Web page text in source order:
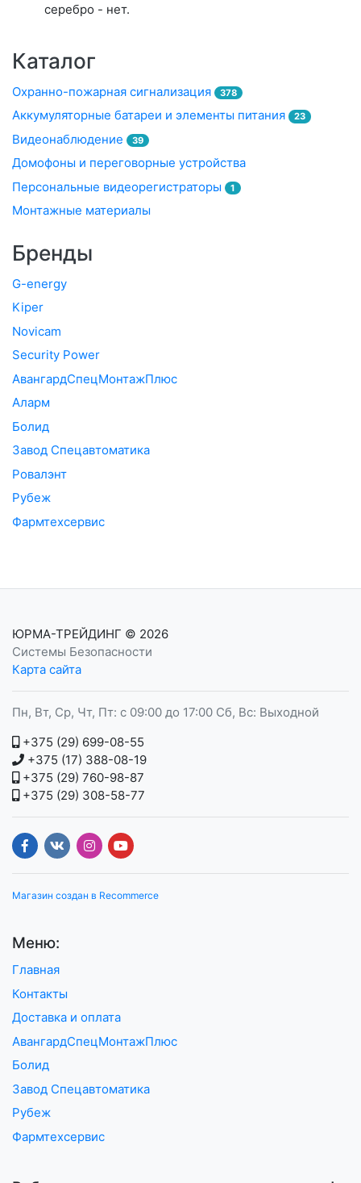
серебро - нет.
Каталог
Охранно-пожарная сигнализация 378
Аккумуляторные батареи и элементы питания 23
Видеонаблюдение 39
Домофоны и переговорные устройства
Персональные видеорегистраторы
1
Монтажные материалы
Бренды
G-energy
Kiper
Novicam
Security Power
АвангардСпецМонтажПлюс
Аларм
Болид
Завод Спецавтоматика
Ровалэнт
Рубеж
Фармтехсервис
ЮРМА-ТРЕЙДИНГ © 2026
Системы Безопасности
Карта сайта
Пн, Вт, Ср, Чт, Пт: с 09:00 до 17:00 Сб, Вс: Выходной
+375 (29) 699-08-55
+375 (17) 388-08-19
+375 (29) 760-98-87
+375 (29) 308-58-77
Магазин создан в Recommerce
Меню:
Главная
Контакты
Доставка и оплата
АвангардСпецМонтажПлюс
Болид
Завод Спецавтоматика
Рубеж
Фармтехсервис